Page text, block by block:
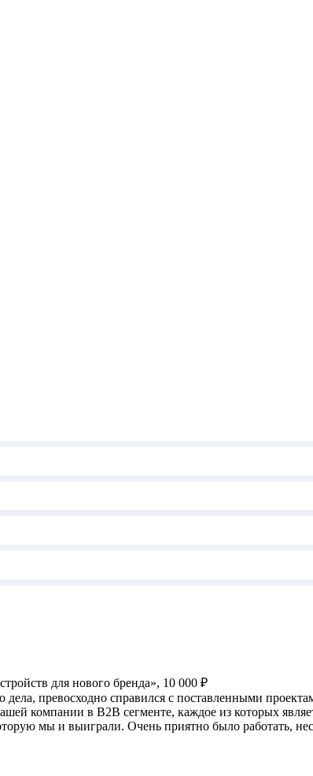
для нового бренда», 10 000 ₽
превосходно справился с поставленными
компании в B2B сегменте, каждое из которых
мы и выиграли. Очень приятно было работать,